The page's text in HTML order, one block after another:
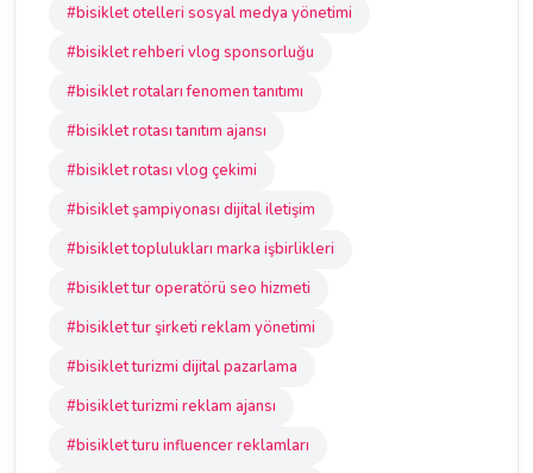
#bisiklet otelleri sosyal medya yönetimi
#bisiklet rehberi vlog sponsorluğu
#bisiklet rotaları fenomen tanıtımı
#bisiklet rotası tanıtım ajansı
#bisiklet rotası vlog çekimi
#bisiklet şampiyonası dijital iletişim
#bisiklet toplulukları marka işbirlikleri
#bisiklet tur operatörü seo hizmeti
#bisiklet tur şirketi reklam yönetimi
#bisiklet turizmi dijital pazarlama
#bisiklet turizmi reklam ajansı
#bisiklet turu influencer reklamları